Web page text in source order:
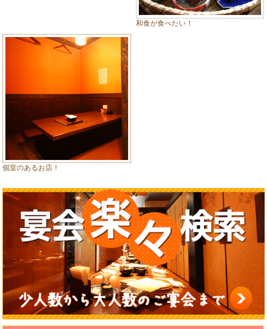
和食が食べたい！
個室のあるお店！